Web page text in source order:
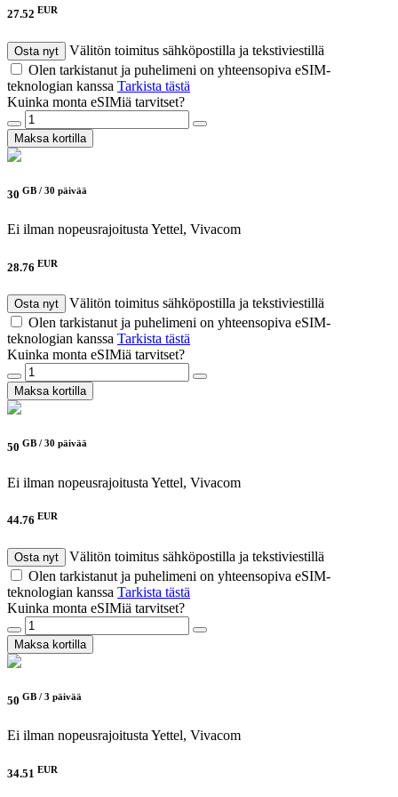
27.52 EUR
Osta nyt
Välitön toimitus sähköpostilla ja tekstiviestillä
Olen tarkistanut ja puhelimeni on yhteensopiva eSIM-
teknologian kanssa Tarkista tästä
Kuinka monta eSIMiä tarvitset?
Maksa kortilla
30 GB / 30 päivää
Ei ilman nopeusrajoitustaYettel, Vivacom
28.76 EUR
Osta nyt
Välitön toimitus sähköpostilla ja tekstiviestillä
Olen tarkistanut ja puhelimeni on yhteensopiva eSIM-
teknologian kanssa Tarkista tästä
Kuinka monta eSIMiä tarvitset?
Maksa kortilla
50 GB / 30 päivää
Ei ilman nopeusrajoitusta Yettel, Vivacom
44.76 EUR
Osta nyt
Välitön toimitus sähköpostilla ja tekstiviestillä
Olen tarkistanut ja puhelimeni on yhteensopiva eSIM-
teknologian kanssa Tarkista tästä
Kuinka monta eSIMiä tarvitset?
Maksa kortilla
50 GB / 3 päivää
Ei ilman nopeusrajoitustaYettel, Vivacom
34.51 EUR